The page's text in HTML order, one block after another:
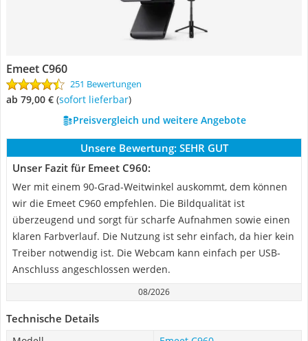
Emeet C960
251 Bewertungen
ab 79,00 € ( Sofort lieferbar)
Preisvergleich und weitere Angebote
Unsere Bewertung: SEHR GUT
Unser Fazit für Emeet C960:
Wer mit einem 90-Grad-Weitwinkel auskommt, dem können
wir die Emeet C960 empfehlen. Die Bildqualität ist
überzeugend und sorgt für scharfe Aufnahmen sowie einen
klaren Farbverlauf. Die Nutzung ist sehr einfach, da hier kein
Treiber notwendig ist. Die Webcam kann einfach per USB-
Anschluss angeschlossen werden.
08/2026
Technische Details